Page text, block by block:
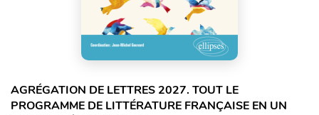
AGRÉGATION DE LETTRES 2027. TOUT LE
PROGRAMME DE LITTÉRATURE FRANÇAISE EN UN